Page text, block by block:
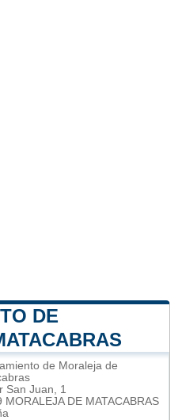
DE
de Moraleja de
San Juan, 1
MORALEJA DE MATACABRAS